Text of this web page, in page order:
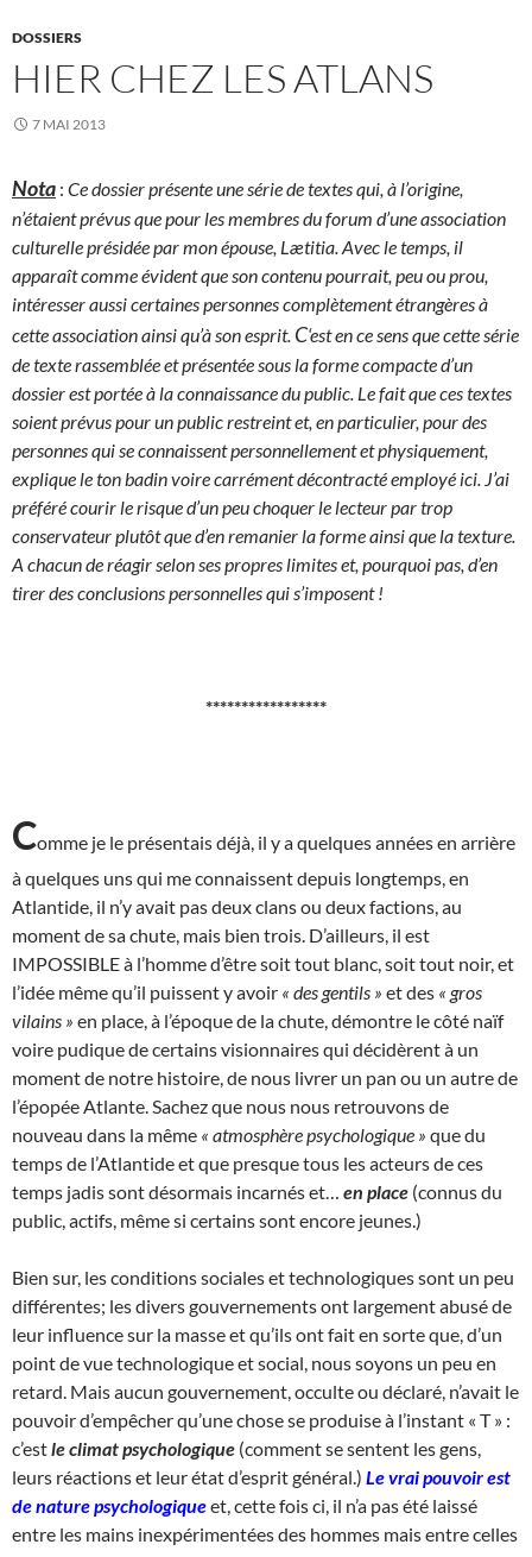
DOSSIERS
HIER CHEZ LES ATLANS
7 MAI 2013
Nota : Ce dossier présente une série de textes qui, à l’origine,
n’étaient prévus que pour les membres du forum d’une association
culturelle présidée par mon épouse, Lætitia. Avec le temps, il
apparaît comme évident que son contenu pourrait, peu ou prou,
intéresser aussi certaines personnes complètement étrangères à
cette association ainsi qu’à son esprit. C‘est en ce sens que cette série
de texte rassemblée et présentée sous la forme compacte d’un
dossier est portée à la connaissance du public. Le fait que ces textes
soient prévus pour un public restreint et, en particulier, pour des
personnes qui se connaissent personnellement et physiquement,
explique le ton badin voire carrément décontracté employé ici. J’ai
préféré courir le risque d’un peu choquer le lecteur par trop
conservateur plutôt que d’en remanier la forme ainsi que la texture.
A chacun de réagir selon ses propres limites et, pourquoi pas, d’en
tirer des conclusions personnelles qui s’imposent !
*****************
Comme je le présentais déjà, il y a quelques années en arrière
à quelques uns qui me connaissent depuis longtemps, en
Atlantide, il n’y avait pas deux clans ou deux factions, au
moment de sa chute, mais bien trois. D’ailleurs, il est
IMPOSSIBLE à l’homme d’être soit tout blanc, soit tout noir, et
l’idée même qu’il puissent y avoir « des gentils » et des « gros
vilains » en place, à l’époque de la chute, démontre le côté naïf
voire pudique de certains visionnaires qui décidèrent à un
moment de notre histoire, de nous livrer un pan ou un autre de
l’épopée Atlante. Sachez que nous nous retrouvons de
nouveau dans la même « atmosphère psychologique » que du
temps de l’Atlantide et que presque tous les acteurs de ces
temps jadis sont désormais incarnés et… en place (connus du
public, actifs, même si certains sont encore jeunes.)
Bien sur, les conditions sociales et technologiques sont un peu
différentes; les divers gouvernements ont largement abusé de
leur influence sur la masse et qu’ils ont fait en sorte que, d’un
point de vue technologique et social, nous soyons un peu en
retard. Mais aucun gouvernement, occulte ou déclaré, n’avait le
pouvoir d’empêcher qu’une chose se produise à l’instant « T » :
c’estle climat psychologique (comment se sentent les gens,
leurs réactions et leur état d’esprit général.) Le vrai pouvoir est
de nature psychologiqueet, cette fois ci, il n’a pas été laissé
entre les mains inexpérimentées des hommes mais entre celles